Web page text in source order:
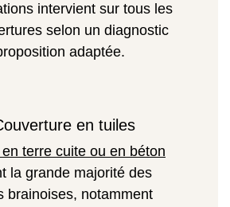
intervient sur tous les
selon un diagnostic
adaptée.
en tuiles
terre cuite ou en béton
la grande majorité des
brainoises, notamment